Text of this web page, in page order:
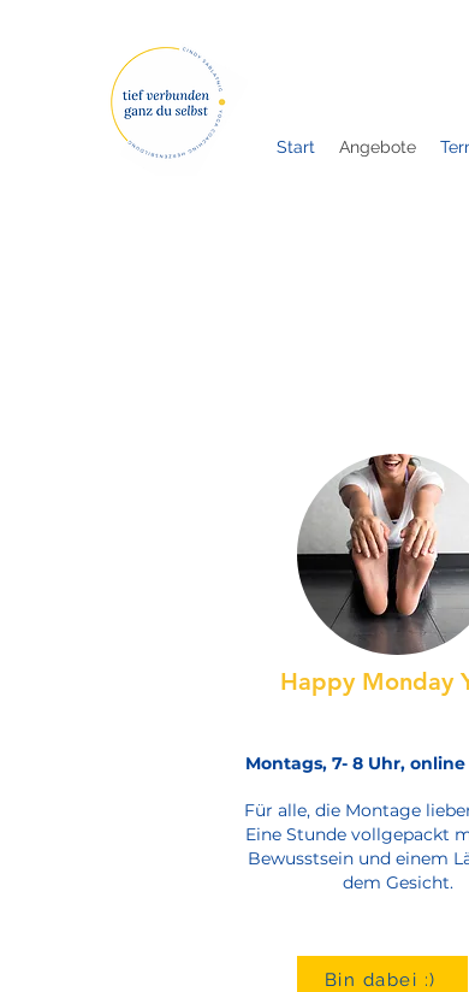
Start Angebote
Happy Monday
Montags, 7- 8 Uhr,
Für alle, die Montage
Eine Stunde vollgepackt
Bewusstsein und einem
dem Gesicht.
Bin dabei :)